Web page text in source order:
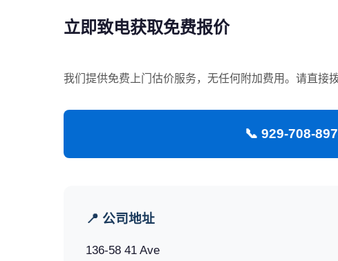
立即致电获取免费报价
我们提供免费上门估价服务，无任何附加费用。请直接
📞 929-708-
📍 公司地址
136-58 41 Ave